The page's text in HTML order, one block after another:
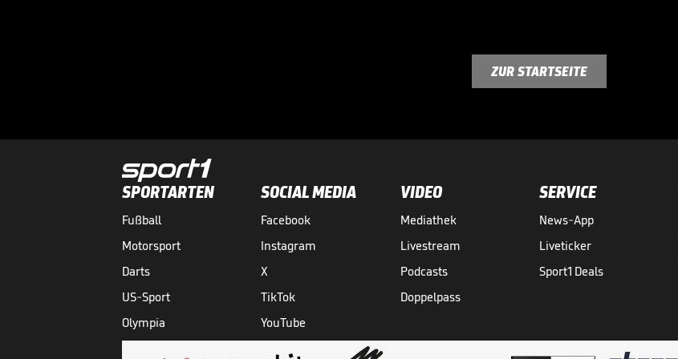
ZUR STARTSEITE
SPORTARTEN
Fußball
Motorsport
Darts
US-Sport
Olympia
SOCIAL MEDIA
Facebook
Instagram
X
TikTok
YouTube
VIDEO
Mediathek
Livestream
Podcasts
Doppelpass
SERVICE
News-App
Liveticker
Sport1 Deals